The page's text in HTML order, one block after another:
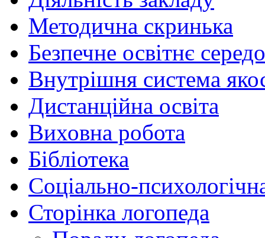
Методична скринька
Безпечне освітнє
Внутрішня система
Дистанційна освіта
Виховна робота
Бібліотека
Соціально-
Сторінка логопеда